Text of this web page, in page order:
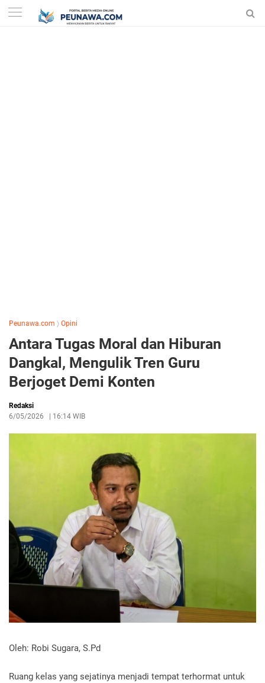
Peunawa.com 〉 Opini
Antara Tugas Moral dan Hiburan
Dangkal, Mengulik Tren Guru
Berjoget Demi Konten
Redaksi
6/05/2026
16:14 WIB
Oleh: Robi Sugara, S.Pd
Ruang kelas yang sejatinya menjadi tempat terhormat untuk